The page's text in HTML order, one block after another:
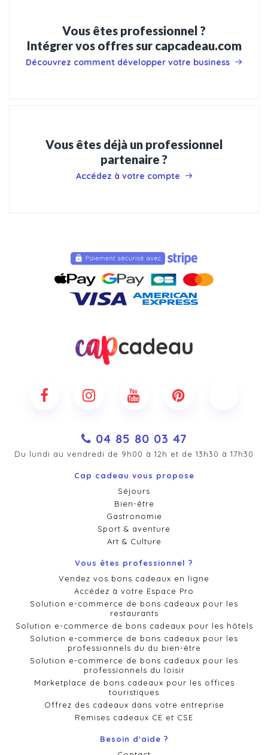
Vous êtes professionnel ?
Intégrer vos offres sur capcadeau.com
Découvrez comment développer votre business
Vous êtes déjà un professionnel
partenaire ?
Accédez à votre compte
04 85 80 03 47
Du lundi au vendredi de 9h00 à 12h et de 13h30 à 17h30
Cap cadeau vous propose
Séjours
Bien-être
Gastronomie
Sport & aventure
Art & Culture
Vous êtes professionnel ?
Vendez vos bons cadeaux en ligne
Accédez à votre Espace Pro
Solution e-commerce de bons cadeaux pour les
restaurants
Solution e-commerce de bons cadeaux pour les hôtels
Solution e-commerce de bons cadeaux pour les
professionnels du du bien-être
Solution e-commerce de bons cadeaux pour les
professionnels du loisir
Marketplace de bons cadeaux pour les offices
touristiques
Offrez des cadeaux dans votre entreprise
Remises cadeaux CE et CSE
Besoin d'aide ?